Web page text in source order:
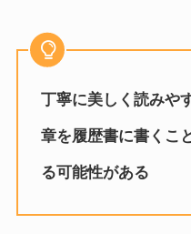
丁寧に美しく読みや
章を履歴書に書くこ
る可能性がある